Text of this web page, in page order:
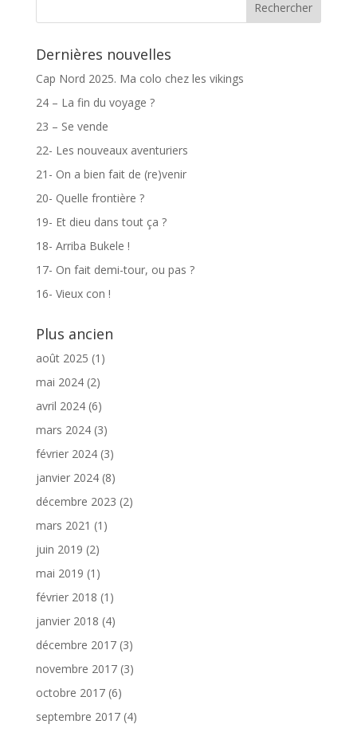
Dernières nouvelles
Cap Nord 2025. Ma colo chez les vikings
24 – La fin du voyage ?
23 – Se vende
22- Les nouveaux aventuriers
21- On a bien fait de (re)venir
20- Quelle frontière ?
19- Et dieu dans tout ça ?
18- Arriba Bukele !
17- On fait demi-tour, ou pas ?
16- Vieux con !
Plus ancien
août 2025 (1)
mai 2024(2)
avril 2024(6)
mars 2024(3)
février 2024(3)
janvier 2024(8)
décembre 2023 (2)
mars 2021 (1)
juin 2019 (2)
mai 2019 (1)
février 2018 (1)
janvier 2018 (4)
décembre 2017(3)
novembre 2017(3)
octobre 2017(6)
septembre 2017(4)